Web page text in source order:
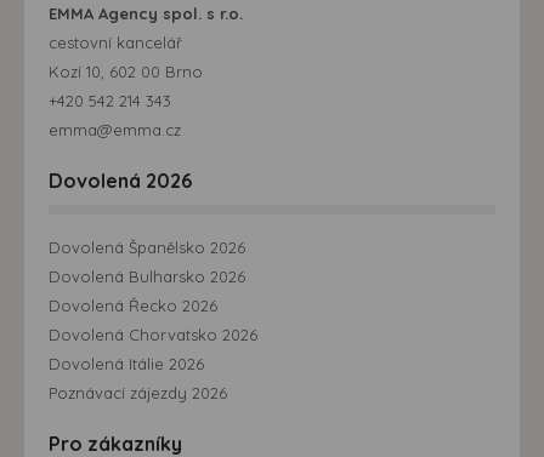
EMMA Agency spol. s r.o.
cestovní kancelář
Kozí 10, 602 00 Brno
+420 542 214 343
emma@emma.cz
Dovolená 2026
Dovolená Španělsko 2026
Dovolená Bulharsko 2026
Dovolená Řecko 2026
Dovolená Chorvatsko 2026
Dovolená Itálie 2026
Poznávací zájezdy 2026
Pro zákazníky